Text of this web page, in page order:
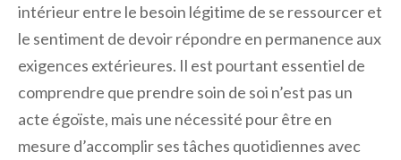
intérieur entre le besoin légitime de se ressourcer et
le sentiment de devoir répondre en permanence aux
exigences extérieures. Il est pourtant essentiel de
comprendre que prendre soin de soi n’est pas un
acte égoïste, mais une nécessité pour être en
mesure d’accomplir ses tâches quotidiennes avec